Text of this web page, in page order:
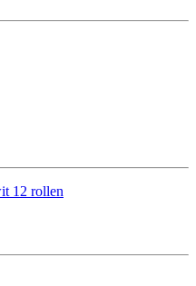
12 rollen